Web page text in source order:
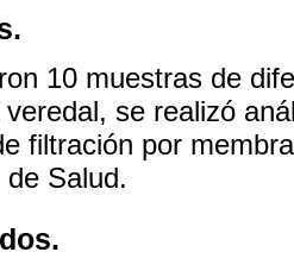
10 muestras de
veredal, se realizó
filtración por
de Salud.